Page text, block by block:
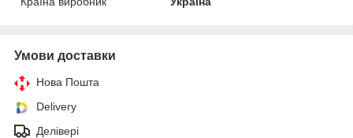
Умови доставки
Нова Пошта
Delivery
Делівері